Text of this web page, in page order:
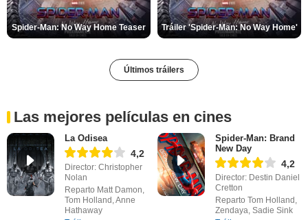
Spider-Man: No Way Home Teaser Tráiler 'Spider-Man: No Way Home'
Últimos tráilers
Las mejores películas en cines
La Odisea
4,2
Director: Christopher
Nolan
Reparto Matt Damon,
Tom Holland, Anne
Hathaway
Spider-Man: Brand
New Day
4,2
Director: Destin Daniel
Cretton
Reparto Tom Holland,
Zendaya, Sadie Sink